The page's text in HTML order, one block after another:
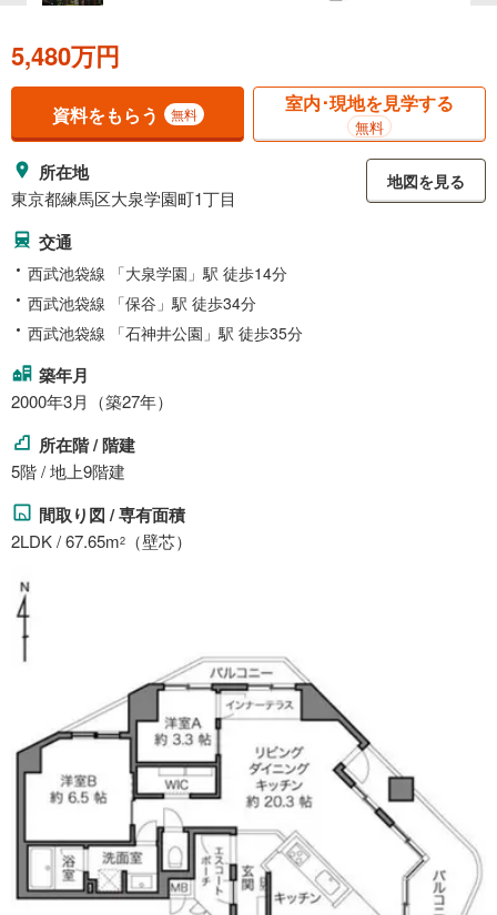
5,480万円
資料をもらう 無料 室内･現地を見学する
無料
所在地
東京都練馬区大泉学園町1丁目
地図を見る
交通
西武池袋線 「大泉学園」駅 徒歩14分
西武池袋線 「保谷」駅 徒歩34分
西武池袋線 「石神井公園」駅 徒歩35分
築年月
2000年3月（築27年）
所在階 / 階建
5階 / 地上9階建
間取り図 / 専有面積
2LDK / 67.65m2 （壁芯）